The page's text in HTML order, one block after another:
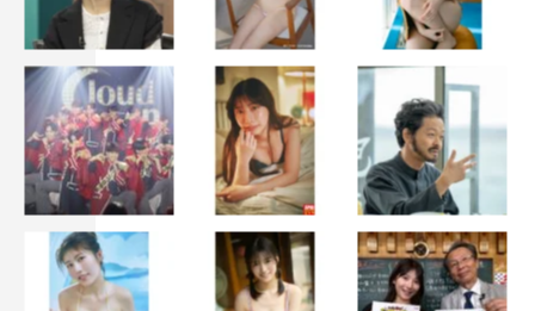
著者：嬉野ゆみ
撮影：槇野翔太
定価：3,300円（税込）
発行：KADOKAWA
この記事の写真（全9点）